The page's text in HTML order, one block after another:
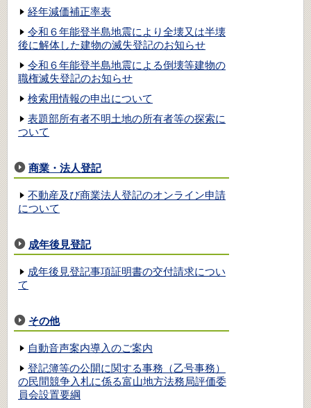
経年減価補正率表
令和６年能登半島地震により全壊又は半壊
後に解体した建物の滅失登記のお知らせ
令和６年能登半島地震による倒壊等建物の
職権滅失登記のお知らせ
検索用情報の申出について
表題部所有者不明土地の所有者等の探索に
ついて
商業・法人登記
不動産及び商業法人登記のオンライン申請
について
成年後見登記
成年後見登記事項証明書の交付請求につい
て
その他
自動音声案内導入のご案内
登記簿等の公開に関する事務（乙号事務）
の民間競争入札に係る富山地方法務局評価委
員会設置要綱